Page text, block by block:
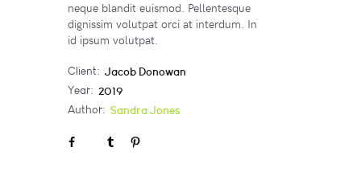
neque blandit euismod. Pellentesque
dignissim volutpat orci at interdum. In
id ipsum volutpat.
Client: Jacob Donowan
Year: 2019
Author: Sandra Jones